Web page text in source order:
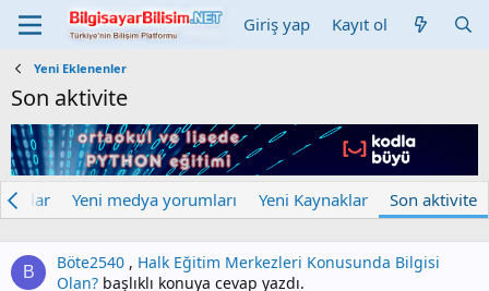
Giriş yap Kayıt ol
Yeni Eklenenler
Son aktivite
Yeni medya yorumları Yeni Kaynaklar Son aktivite
B Böte2540 , Halk Eğitim Merkezleri Konusunda Bilgisi
Olan? başlıklı konuya cevap yazdı.